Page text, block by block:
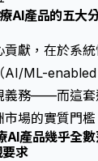
AI產品的五大
貢獻，在於系
AI/ML-
義務——而這套
場的實質門檻
AI產品幾乎全
求